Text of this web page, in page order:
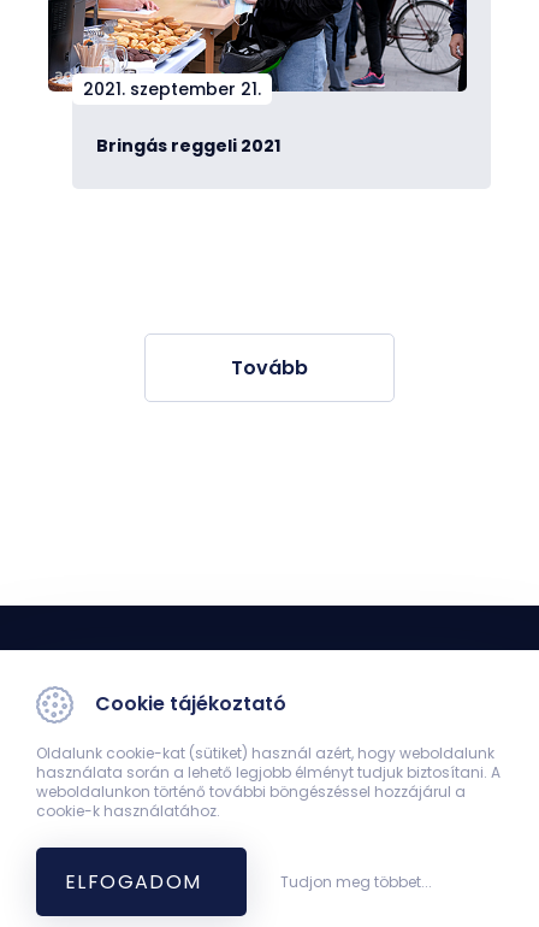
2021. szeptember 21.
Bringás reggeli 2021
Tovább
Dékáni Titkárság
7624 Pécs, Szigeti út 12.
Cookie tájékoztató
Oldalunk cookie-kat (sütiket) használ azért, hogy weboldalunk
használata során a lehető legjobb élményt tudjuk biztosítani. A
weboldalunkon történő további böngészéssel hozzájárul a
cookie-k használatához.
ELFOGADOM Tudjon meg többet...